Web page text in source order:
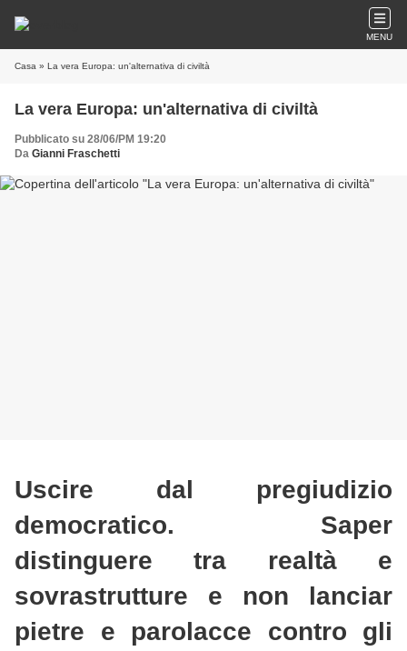
MENU
Casa » La vera Europa: un'alternativa di civiltà
La vera Europa: un'alternativa di civiltà
Pubblicato su 28/06/PM 19:20
Da Gianni Fraschetti
Uscire dal pregiudizio
democratico. Saper
distinguere tra realtà e
sovrastrutture e non lanciar
pietre e parolacce contro gli